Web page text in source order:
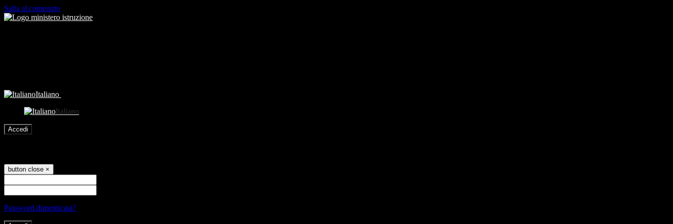
Salta al contenuto
Italiano
Italiano
Accedi
button close ×
Password dimenticata?